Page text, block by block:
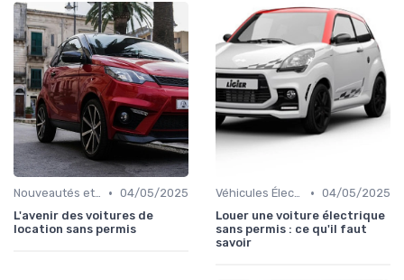
Nouveautés et Tendances • 04/05/2025
L'avenir des voitures de
location sans permis
Véhicules Électriques sans Permis • 04/05/2025
Louer une voiture électrique
sans permis : ce qu'il faut
savoir